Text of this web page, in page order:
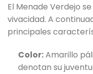
El Menade Verdejo
vivacidad. A
principales
Color:Amarillo
denotan su